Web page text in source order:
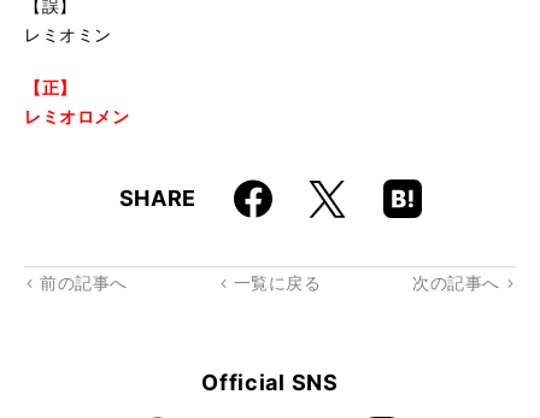
【誤】
レミオミン
【正】
レミオロメン
SHARE Faceboo
k
X
Hatena
Boo
rk
前の記事へ 一覧に戻る 次の記事へ
Official SNS